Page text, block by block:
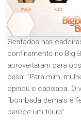
Sentados nas
confinamento no Big
aproveitaram para
casa. “Para mim,
opinou o capixaba.
“bombada demais é
parece um touro”.